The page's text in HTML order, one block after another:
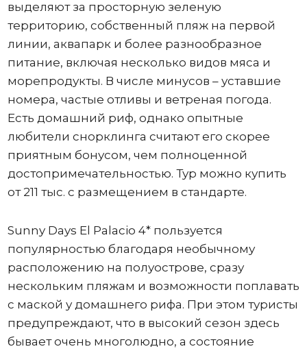
выделяют за просторную зеленую
территорию, собственный пляж на первой
линии, аквапарк и более разнообразное
питание, включая несколько видов мяса и
морепродукты. В числе минусов – уставшие
номера, частые отливы и ветреная погода.
Есть домашний риф, однако опытные
любители снорклинга считают его скорее
приятным бонусом, чем полноценной
достопримечательностью. Тур можно купить
от 211 тыс. с размещением в стандарте.
Sunny Days El Palacio 4* пользуется
популярностью благодаря необычному
расположению на полуострове, сразу
нескольким пляжам и возможности поплавать
с маской у домашнего рифа. При этом туристы
предупреждают, что в высокий сезон здесь
бывает очень многолюдно, а состояние